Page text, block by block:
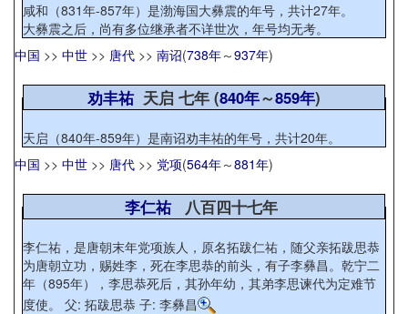
咸和（831年-857年）是渤海国大彝震的年号，共计27年。
大彝震之后，尚有多位继承者不详世次，年号均无考。
中国 >> 中世 >> 唐代 >> 南诏(738年～937年)
劝丰祐天启 七年 (840年～859年)
天启（840年-859年）是南诏劝丰祐的年号，共计20年。
中国 >> 中世 >> 唐代 >> 党项(564年～881年)
李仁祐八百四十七年
李仁祐，是唐朝末年党项族人，原名拓跋仁祐，随父亲拓跋思恭
为唐朝立功，赐姓李，死在李思恭的前头，有子李彝昌。乾宁二
年（895年），李思恭死后，其孙年幼，其弟李思谏代为定难节
度使。 父: 拓跋思恭 子: 李彝昌